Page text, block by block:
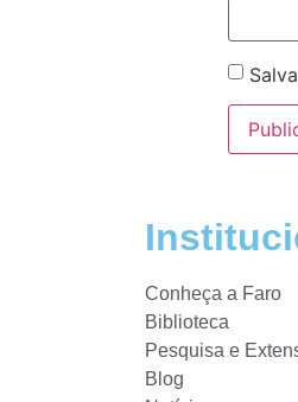
Conheça a Faro
Biblioteca
Pesquisa e
Blog